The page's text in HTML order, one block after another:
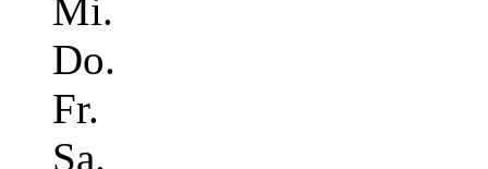
Mi.
Do.
Fr.
Sa.